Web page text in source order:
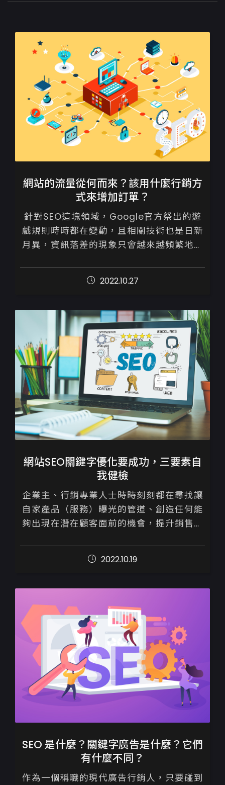
網站的流量從何而來？該用什麼行銷方
式來增加訂單？
針對SEO這塊領域，Google官方祭出的遊
戲規則時時都在變動，且相關技術也是日新
月異，資訊落差的現象只會越來越頻繁地發
為避免如此，建議您詢問或請專業人士來協
2022.10.27
網站SEO關鍵字優化要成功，三要素自
我健檢
企業主、行銷專業人士時時刻刻都在尋找讓
自家產品（服務）曝光的管道、創造任何能
夠出現在潛在顧客面前的機會，提升銷售。
身處網路世代，好消息是我們並不需要只單
靠購買廣告才能做賣出商品，善用Go...
2022.10.19
SEO 是什麼？關鍵字廣告是什麼？它們
有什麼不同？
作為一個稱職的現代廣告行銷人，只要碰到